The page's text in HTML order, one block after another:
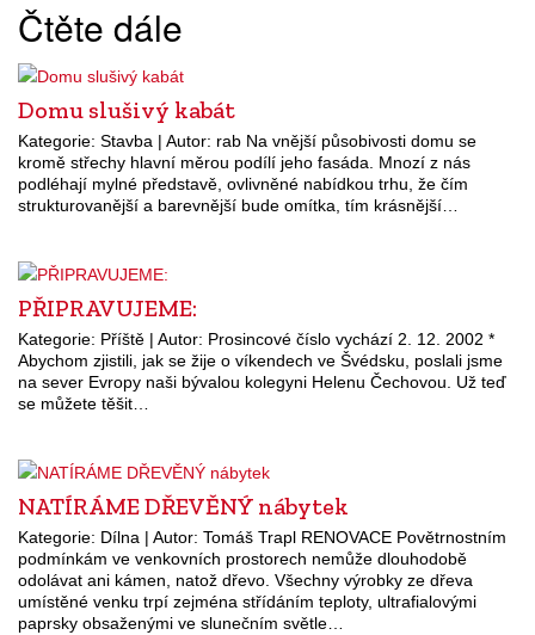
Čtěte dále
Domu slušivý kabát
Kategorie: Stavba | Autor: rab Na vnější působivosti domu se
kromě střechy hlavní měrou podílí jeho fasáda. Mnozí z nás
podléhají mylné představě, ovlivněné nabídkou trhu, že čím
strukturovanější a barevnější bude omítka, tím krásnější…
PŘIPRAVUJEME:
Kategorie: Příště | Autor: Prosincové číslo vychází 2. 12. 2002 *
Abychom zjistili, jak se žije o víkendech ve Švédsku, poslali jsme
na sever Evropy naši bývalou kolegyni Helenu Čechovou. Už teď
se můžete těšit…
NATÍRÁME DŘEVĚNÝ nábytek
Kategorie: Dílna | Autor: Tomáš Trapl RENOVACE Povětrnostním
podmínkám ve venkovních prostorech nemůže dlouhodobě
odolávat ani kámen, natož dřevo. Všechny výrobky ze dřeva
umístěné venku trpí zejména střídáním teploty, ultrafialovými
paprsky obsaženými ve slunečním světle…